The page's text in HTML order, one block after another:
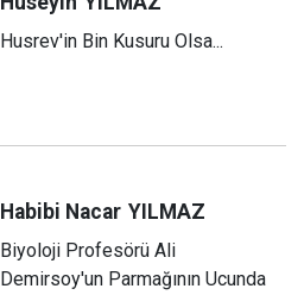
Husrev'in Bin Kusuru Olsa...
Habibi Nacar YILMAZ
Biyoloji Profesörü Ali
Demirsoy'un Parmağının Ucunda